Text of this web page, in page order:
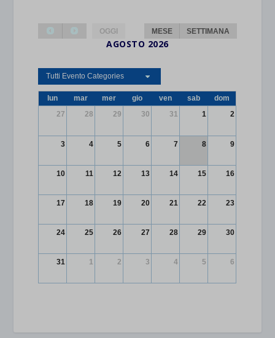
OGGI MESE SETTIMANA
AGOSTO 2026
Tutti Evento Categories
lun mar mer gio ven sab
dom
27
28 29 30 31 1 2
3 4 5 6 7 8 9
10 11 12 13 14 15 16
17 18 19 20 21 22 23
24 25 26 27 28 29 30
31 1 2 3 4 5 6